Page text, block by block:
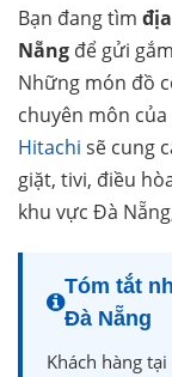
Bạn đang tìm
Nẵng để gửi
Những món đồ
chuyên môn của
Hitachi sẽ cung
giặt, tivi, điều
khu vực Đà
Tóm tắt
Đà Nẵng
Khách hàng